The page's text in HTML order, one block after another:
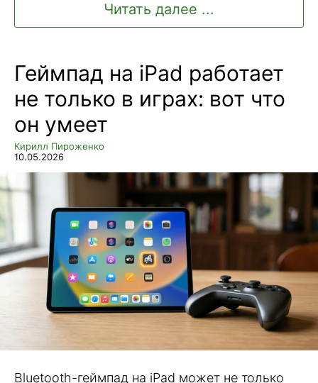
Читать далее ...
Геймпад на iPad работает
не только в играх: вот что
он умеет
Кирилл Пироженко
10.05.2026
Bluetooth-геймпад на iPad может не только